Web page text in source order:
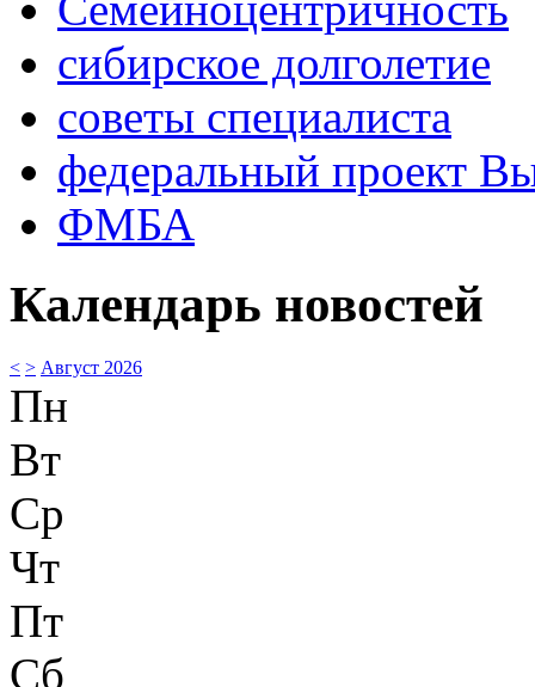
сибирское долголетие
советы специалиста
федеральный проект
ФМБА
Календарь новостей
< > Август 2026
Пн
Вт
Ср
Чт
Пт
Сб